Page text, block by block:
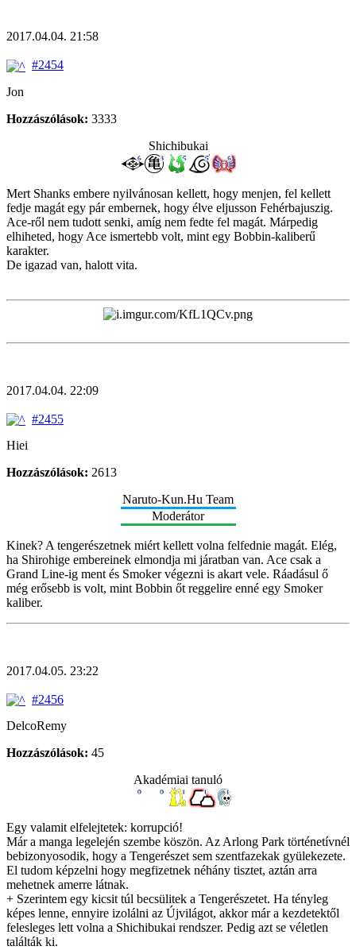
2017.04.04. 21:58
#2454
Jon
Hozzászólások: 3333
Shichibukai
Mert Shanks embere nyilvánosan kellett, hogy menjen, fel kellett
fedje magát egy pár embernek, hogy élve eljusson Fehérbajuszig.
Ace-ről nem tudott senki, amíg nem fedte fel magát. Márpedig
elhiheted, hogy Ace ismertebb volt, mint egy Bobbin-kaliberű
karakter.
De igazad van, halott vita.
2017.04.04. 22:09
#2455
Hiei
Hozzászólások: 2613
Naruto-Kun.Hu Team
Moderátor
Kinek? A tengerészetnek miért kellett volna felfednie magát. Elég,
ha Shirohige embereinek elmondja mi járatban van. Ace csak a
Grand Line-ig ment és Smoker végezni is akart vele. Ráadásul ő
még erősebb is volt, mint Bobbin őt reggelire enné egy Smoker
kaliber.
2017.04.05. 23:22
#2456
DelcoRemy
Hozzászólások: 45
Akadémiai tanuló
Egy valamit elfelejtetek: korrupció!
Már a manga legelején szembe köszön. Az Arlong Park történetívnél
bebizonyosodik, hogy a Tengerészet sem szentfazekak gyülekezete.
El tudom képzelni hogy megfizetnek néhány tisztet, aztán arra
mehetnek amerre látnak.
+ Szerintem egy kicsit túl becsülitek a Tengerészetet. Ha tényleg
képes lenne, ennyire izolálni az Újvilágot, akkor már a kezdetektől
felesleges lett volna a Shichibukai rendszer. Pedig azt se véletlen
találták ki.